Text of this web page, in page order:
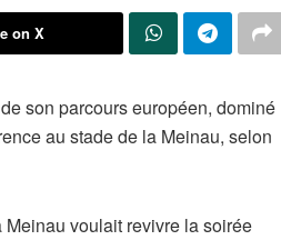
on X
son parcours européen, dominé
au stade de la Meinau, selon
voulait revivre la soirée